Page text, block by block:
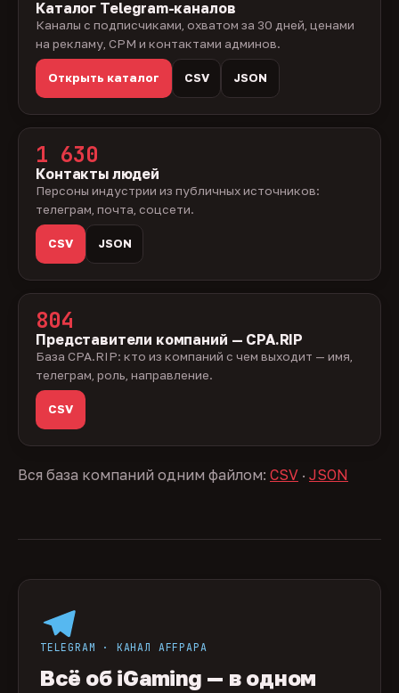
Каталог Telegram-каналов
Каналы с подписчиками, охватом за 30 дней, ценами
на рекламу, CPM и контактами админов.
Открыть каталог CSV JSON
1 630
Контакты людей
Персоны индустрии из публичных источников:
телеграм, почта, соцсети.
CSV JSON
804
Представители компаний — CPA.RIP
База CPA.RIP: кто из компаний с чем выходит — имя,
телеграм, роль, направление.
CSV
Вся база компаний одним файлом: CSV · JSON
TELEGRAM · КАНАЛ AFFPAPA
Всё об iGaming — в одном